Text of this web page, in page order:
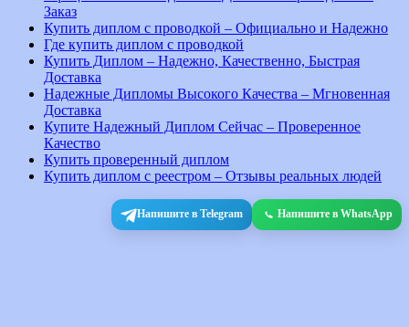
Заказ
Купить диплом с проводкой – Официально и Надежно
Где купить диплом с проводкой
Купить Диплом – Надежно, Качественно, Быстрая
Доставка
Надежные Дипломы Высокого Качества – Мгновенная
Доставка
Купите Надежный Диплом Сейчас – Проверенное
Качество
Купить проверенный диплом
Купить диплом с реестром – Отзывы реальных людей
Напишите в Telegram Напишите в WhatsApp